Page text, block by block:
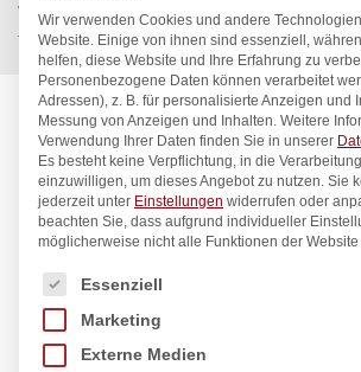
Wassertechnik
Bierthekenarmatur
fresh Thekenarmatur 1/2″ ND
Wir verwenden Cookies und andere
Website. Einige von ihnen sind essenziell,
helfen, diese Website und Ihre Erfahrung zu
Personenbezogene Daten können verarbeitet
Adressen), z. B. für personalisierte Anzeigen und
Messung von Anzeigen und Inhalten. Weitere
Verwendung Ihrer Daten finden Sie in unserer
Es besteht keine Verpflichtung, in die
einzuwilligen, um dieses Angebot zu nutzen. Sie
jederzeit unter Einstellungen widerrufen oder
beachten Sie, dass aufgrund individueller
möglicherweise nicht alle Funktionen der
Es folgt eine Liste der Service-Gruppen,
Essenziell
Marketing
Externe Medien